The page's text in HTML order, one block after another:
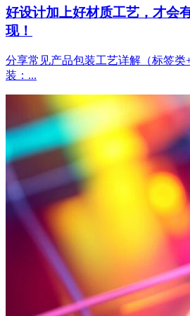
好设计加上好材质工艺，才会
现！
分享常见产品包装工艺详解（标签
装：...